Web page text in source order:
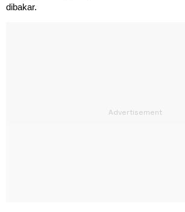
dibakar.